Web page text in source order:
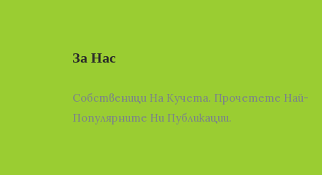
За Нас
Собственици На Кучета. Прочетете Най-
Популярните Ни Публикации.